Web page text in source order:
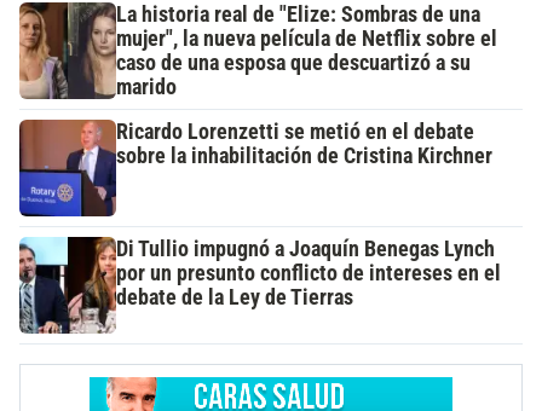
La historia real de "Elize: Sombras de una
mujer", la nueva película de Netflix sobre el
caso de una esposa que descuartizó a su
marido
Ricardo Lorenzetti se metió en el debate
sobre la inhabilitación de Cristina Kirchner
Di Tullio impugnó a Joaquín Benegas Lynch
por un presunto conflicto de intereses en el
debate de la Ley de Tierras